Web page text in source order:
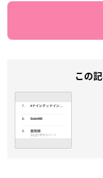
この